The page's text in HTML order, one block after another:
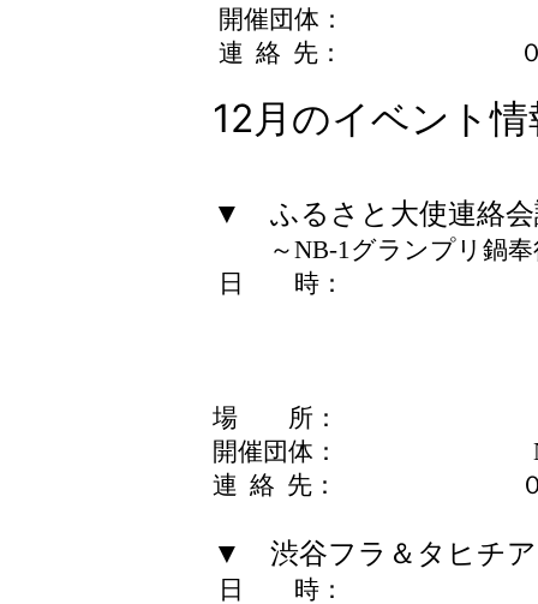
開催団体： NPO法
連 絡 先： ０４８
12月のイベン
▼ ふるさと大使連絡
～NB-1グランプリ鍋奉
日 時： 12月3日
場 所： イ
開催団体： NB-1グ
連 絡 先： ０３－
▼ 渋谷フラ＆タヒチア
日 時： 12月5日